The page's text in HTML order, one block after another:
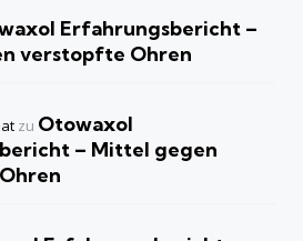
Erfahrungsbericht –
verstopfte Ohren
zu Otowaxol
– Mittel gegen